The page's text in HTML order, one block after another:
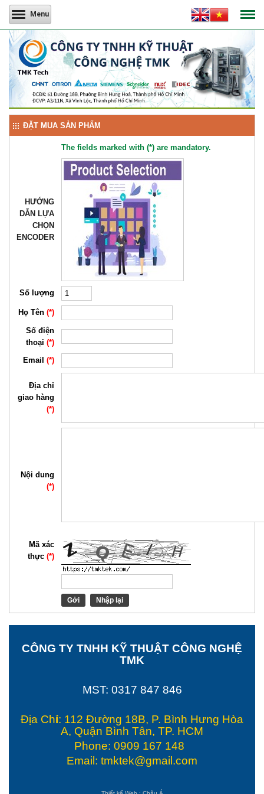
Menu
ĐẶT MUA SẢN PHẨM
The fields marked with (*) are mandatory.
HƯỚNG
DẪN LỰA
CHỌN
ENCODER
Số lượng
Họ Tên (*)
Số điện
thoại (*)
Email (*)
Địa chỉ
giao hàng
(*)
Nội dung
(*)
Mã xác
thực (*)
Gởi Nhập lại
CÔNG TY TNHH KỸ THUẬT CÔNG NGHỆ
TMK
MST: 0317 847 846
Địa Chỉ: 112 Đường 18B, P. Bình Hưng Hòa
A, Quận Bình Tân, TP. HCM
Phone: 0909 167 148
Email: tmktek@gmail.com